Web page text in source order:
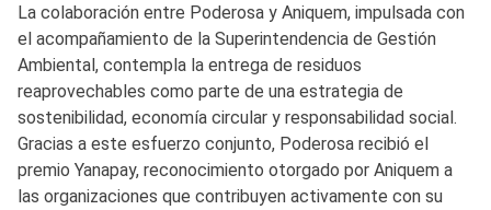
La colaboración entre Poderosa y Aniquem, impulsada con
el acompañamiento de la Superintendencia de Gestión
Ambiental, contempla la entrega de residuos
reaprovechables como parte de una estrategia de
sostenibilidad, economía circular y responsabilidad social.
Gracias a este esfuerzo conjunto, Poderosa recibió el
premio Yanapay, reconocimiento otorgado por Aniquem a
las organizaciones que contribuyen activamente con su